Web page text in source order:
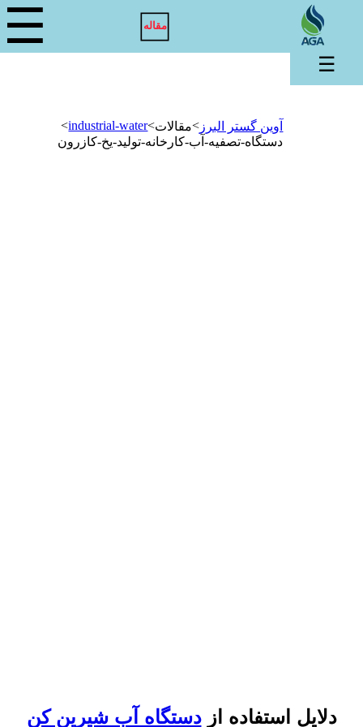
مقاله ☰
دلایل استفاده ازدستگاه آب شیرین کن
آوین گستر البرز >مقالات>
industrial-water
>
دستگاه-تصفیه-آب-کارخانه-تولید-یخ-کازرون
☰